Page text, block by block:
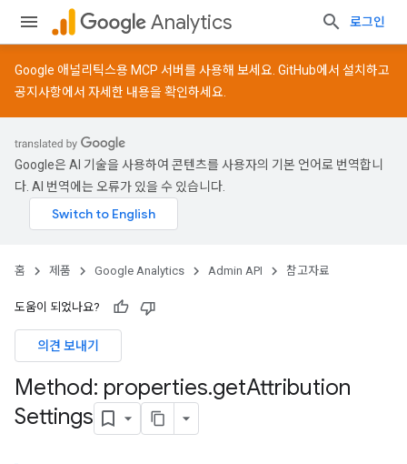
Analytics 로그인
Google 애널리틱스용 MCP 서버를 사용해 보세요. GitHub에서 설치하고
공지사항에서 자세한 내용을 확인하세요.
Google은 AI 기술을 사용하여 콘텐츠를 사용자의 기본 언어로 번역합니
다. AI 번역에는 오류가 있을 수 있습니다.
홈 제품 Google Analytics Admin API 참고자료
도움이 되었나요?
의견 보내기
Method: properties.getAttribution
Settings